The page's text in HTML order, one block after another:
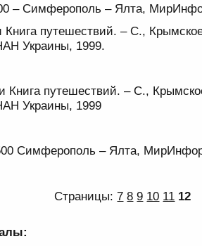
– Симферополь – Ялта,
путешествий. – С.,
Украины, 1999.
Книга путешествий. – С.,
Украины, 1999
Симферополь – Ялта,
Страницы:7 8 9 10 11 12